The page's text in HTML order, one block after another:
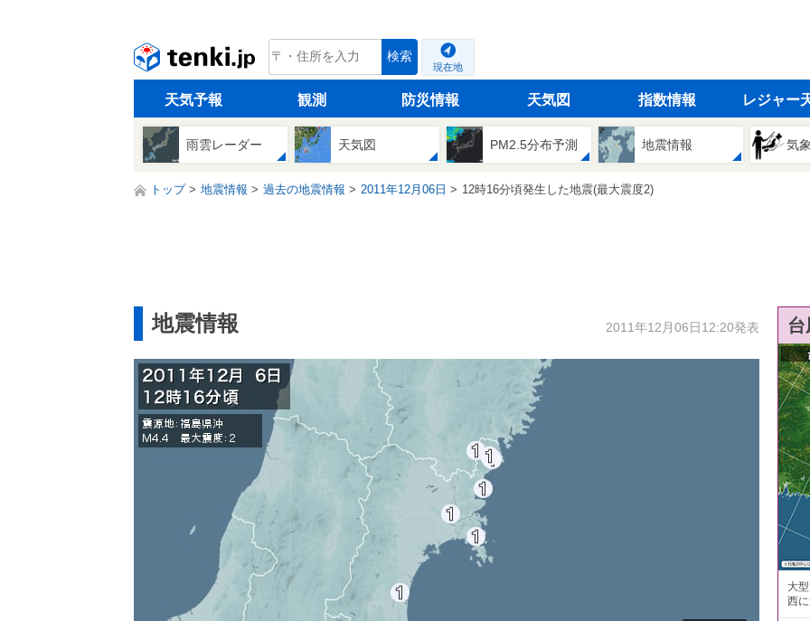
tenki.jp 検索
現在地
天気予報 観測 防災情報 天気図 指数情報 レジャー
雨雲レーダー 天気図 PM2.5分布予測 地震情報 気
トップ 地震情報 過去の地震情報 2011年12月06日 12時16分頃発生した地震(最大震度2)
地震情報 2011年12月06日12:20発表
大
西